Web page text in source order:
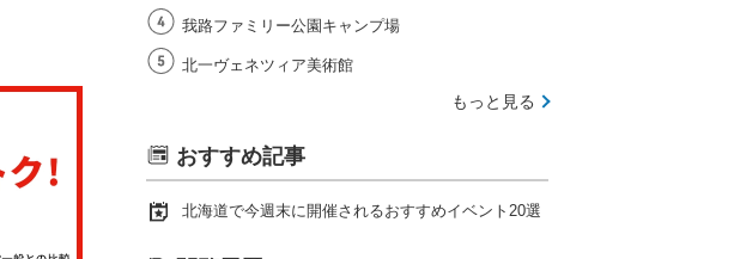
我路ファミリー公園キャンプ場
北一ヴェネツィア美術館
もっと見る
おすすめ記事
北海道で今週末に開催されるおすすめイベント20選